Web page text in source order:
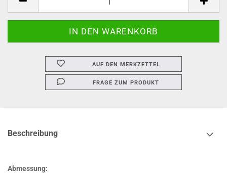
AUF DEN MERKZETTEL
FRAGE ZUM PRODUKT
Beschreibung
Abmessung: